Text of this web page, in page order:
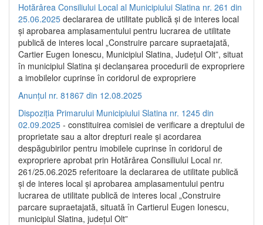
Hotărârea Consiliului Local al Municipiului Slatina nr. 261 din
25.06.2025 declararea de utilitate publică și de interes local
și aprobarea amplasamentului pentru lucrarea de utilitate
publică de interes local „Construire parcare supraetajată,
Cartier Eugen Ionescu, Municipiul Slatina, Județul Olt”, situat
în municipiul Slatina și declanșarea procedurii de expropriere
a imobilelor cuprinse în coridorul de expropriere
Anunțul nr. 81867 din 12.08.2025
Dispoziția Primarului Municipiului Slatina nr. 1245 din
02.09.2025 - constituirea comisiei de verificare a dreptului de
proprietate sau a altor drepturi reale și acordarea
despăgubirilor pentru imobilele cuprinse în coridorul de
expropriere aprobat prin Hotărârea Consiliului Local nr.
261/25.06.2025 referitoare la declararea de utilitate publică
și de interes local și aprobarea amplasamentului pentru
lucrarea de utilitate publică de interes local „Construire
parcare supraetajată, situată în Cartierul Eugen Ionescu,
municipiul Slatina, județul Olt”